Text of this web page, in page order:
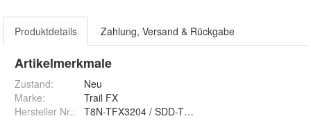
Produktdetails Zahlung, Versand & Rückgabe
Artikelmerkmale
Zustand:
Neu
Marke:
Trail FX
Hersteller Nr.:
T8N-TFX3204 / SDD-TTCRU001